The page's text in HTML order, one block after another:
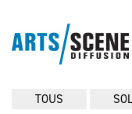
TOUS